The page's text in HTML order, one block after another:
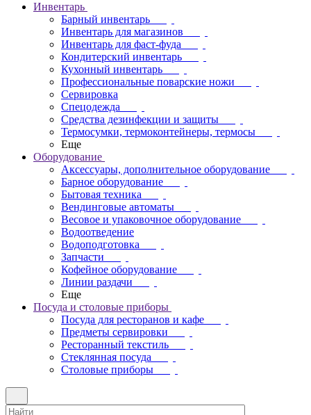
Инвентарь
Барный инвентарь
Инвентарь для магазинов
Инвентарь для фаст-фуда
Кондитерский инвентарь
Кухонный инвентарь
Профессиональные поварские ножи
Сервировка
Спецодежда
Средства дезинфекции и защиты
Термосумки, термоконтейнеры, термосы
Еще
Оборудование
Аксессуары, дополнительное оборудование
Барное оборудование
Бытовая техника
Вендинговые автоматы
Весовое и упаковочное оборудование
Водоотведение
Водоподготовка
Запчасти
Кофейное оборудование
Линии раздачи
Еще
Посуда и столовые приборы
Посуда для ресторанов и кафе
Предметы сервировки
Ресторанный текстиль
Стеклянная посуда
Столовые приборы